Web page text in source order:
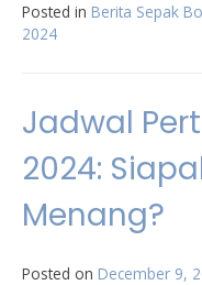
Posted in Berita Sepak
2024
Jadwal
2024:
Menang?
Posted on December 9,